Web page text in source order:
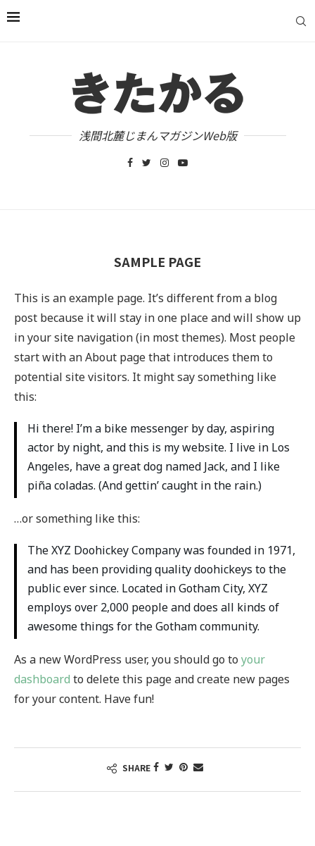
浅間北麓じまんマガジンWeb版
SAMPLE PAGE
This is an example page. It’s different from a blog
post because it will stay in one place and will show up
in your site navigation (in most themes). Most people
start with an About page that introduces them to
potential site visitors. It might say something like
this:
Hi there! I’m a bike messenger by day, aspiring
actor by night, and this is my website. I live in Los
Angeles, have a great dog named Jack, and I like
piña coladas. (And gettin’ caught in the rain.)
…or something like this:
The XYZ Doohickey Company was founded in 1971,
and has been providing quality doohickeys to the
public ever since. Located in Gotham City, XYZ
employs over 2,000 people and does all kinds of
awesome things for the Gotham community.
As a new WordPress user, you should go toyour
dashboardto delete this page and create new pages
for your content. Have fun!
SHARE